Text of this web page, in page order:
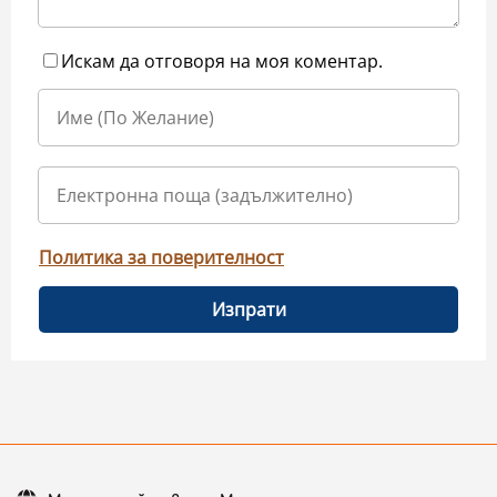
Искам да отговоря на моя коментар.
Политика за поверителност
Изпрати